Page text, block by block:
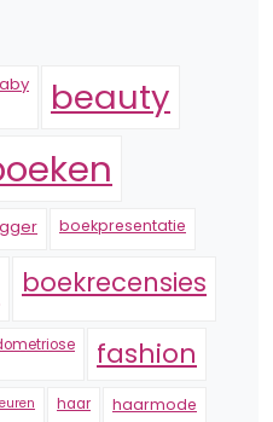
beauty
boekpresentatie
boekrecensies
fashion
haar haarmode